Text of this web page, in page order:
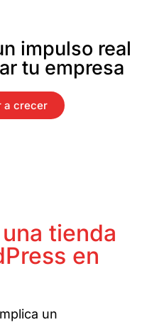
impulso real
tu empresa
a crecer
tienda
en
un